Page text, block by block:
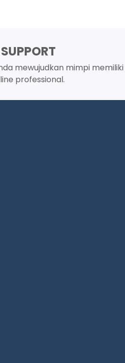
mewujudkan mimpi memiliki
professional.